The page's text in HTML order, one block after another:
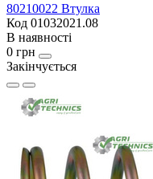
80210022 Втулка
Код 01032021.08
В наявності
0 грн
Закінчується